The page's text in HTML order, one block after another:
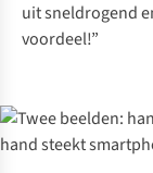
uit sneldrogend
voordeel!”